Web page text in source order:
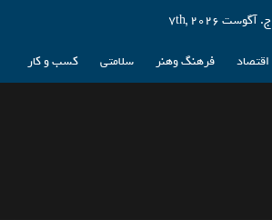
ج. آگوست 7th, 2026
اقتصاد فرهنگ وهنر سلامتی کسب و کار